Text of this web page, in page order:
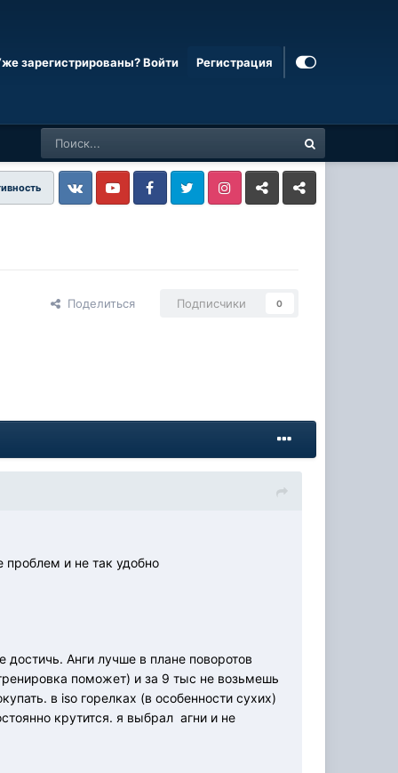
зарегистрированы? Войти Регистрация
VkontakteYouTube FacebookTwitter InstagramLivejournalOdnoklassniki
Поделиться Подписчики 0
проблем и не так удобно
Анги лучше в плане поворотов
поможет) и за 9 тыс не возьмешь
в iso горелках (в особенности сухих)
крутится. я выбрал агни и не